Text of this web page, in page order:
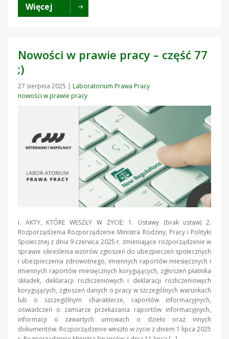
Więcej
Nowości w prawie pracy – część 77
;)
27 sierpnia 2025 | Laboratorium Prawa Pracy
nowości w prawie pracy
I. AKTY, KTÓRE WESZŁY W ŻYCIE: 1. Ustawy (brak ustaw) 2.
Rozporządzenia Rozporządzenie Ministra Rodziny, Pracy i Polityki
Społecznej z dnia 9 czerwca 2025 r. zmieniające rozporządzenie w
sprawie określenia wzorów zgłoszeń do ubezpieczeń społecznych
i ubezpieczenia zdrowotnego, imiennych raportów miesięcznych i
imiennych raportów miesięcznych korygujących, zgłoszeń płatnika
składek, deklaracji rozliczeniowych i deklaracji rozliczeniowych
korygujących, zgłoszeń danych o pracy w szczególnych warunkach
lub o szczególnym charakterze, raportów informacyjnych,
oświadczeń o zamiarze przekazania raportów informacyjnych,
informacji o zawartych umowach o dzieło oraz innych
dokumentów. Rozporządzenie weszło w życie z dniem 1 lipca 2025